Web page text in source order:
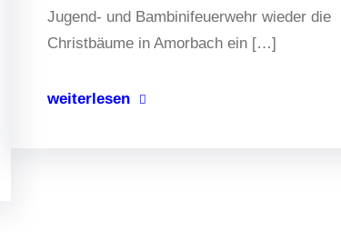
Jugend- und Bambinifeuerwehr wieder die
Christbäume in Amorbach ein […]
weiterlesen